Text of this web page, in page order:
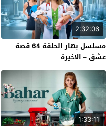
2:32:06
مسلسل بهار الحلقة 64 قصة
عشق – الاخيرة
1:33:11